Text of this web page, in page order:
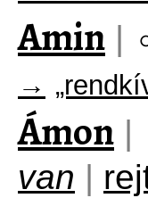
Amin |
→
Ámon |
van |